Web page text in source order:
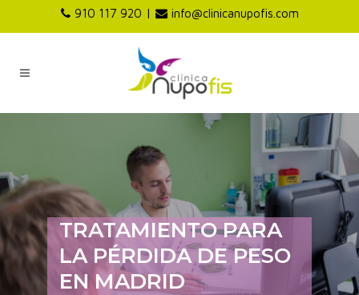
910 117 920 | info@clinicanupofis.com
TRATAMIENTO PARA
LA PÉRDIDA DE PESO
EN MADRID